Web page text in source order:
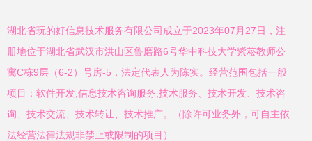
湖北省玩的好信息技术服务有限公司成立于2023年07月27日，注
册地位于湖北省武汉市洪山区鲁磨路6号华中科技大学紫菘教师公
寓C栋9层（6-2）号房-5，法定代表人为陈实。经营范围包括一般
项目：软件开发,信息技术咨询服务,技术服务、技术开发、技术咨
询、技术交流、技术转让、技术推广。（除许可业务外，可自主依
法经营法律法规非禁止或限制的项目）